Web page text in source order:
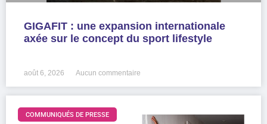
GIGAFIT : une expansion internationale
axée sur le concept du sport lifestyle
août 6, 2026 Aucun commentaire
COMMUNIQUÉS DE PRESSE